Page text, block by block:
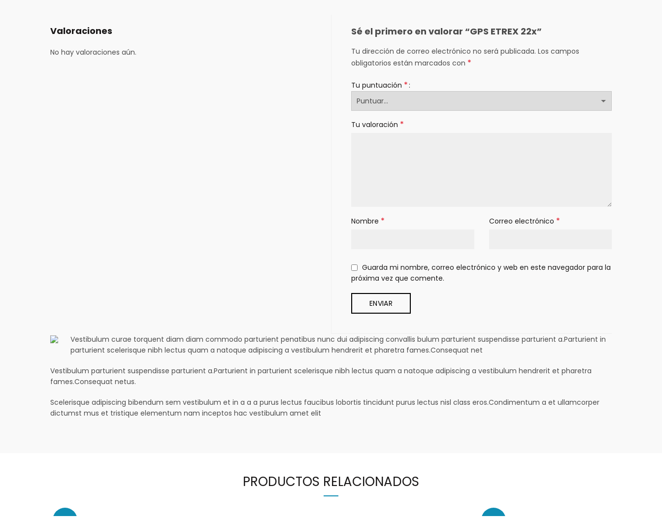
Valoraciones
No hay valoraciones aún.
Sé el primero en valorar “GPS ETREX 22x”
Tu dirección de correo electrónico no será publicada. Los campos
obligatorios están marcados con *
Tu puntuación *
Tu valoración *
Nombre * Correo electrónico *
Guarda mi nombre, correo electrónico y web en este navegador para la
próxima vez que comente.
Vestibulum curae torquent diam diam commodo parturient penatibus nunc dui adipiscing convallis bulum parturient suspendisse parturient a.Parturient in
parturient scelerisque nibh lectus quam a natoque adipiscing a vestibulum hendrerit et pharetra fames.Consequat net
Vestibulum parturient suspendisse parturient a.Parturient in parturient scelerisque nibh lectus quam a natoque adipiscing a vestibulum hendrerit et pharetra
fames.Consequat netus.
Scelerisque adipiscing bibendum sem vestibulum et in a a a purus lectus faucibus lobortis tincidunt purus lectus nisl class eros.Condimentum a et ullamcorper
dictumst mus et tristique elementum nam inceptos hac vestibulum amet elit
PRODUCTOS RELACIONADOS